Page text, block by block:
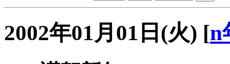
2002年01月01日(火) [n